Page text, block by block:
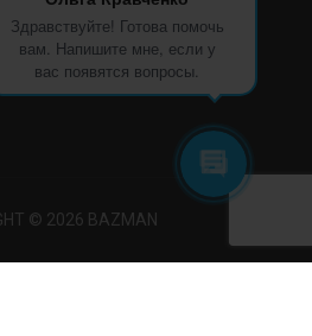
Здравствуйте! Готова помочь
вам. Напишите мне, если у
вас появятся вопросы.
© 2026 BAZMAN